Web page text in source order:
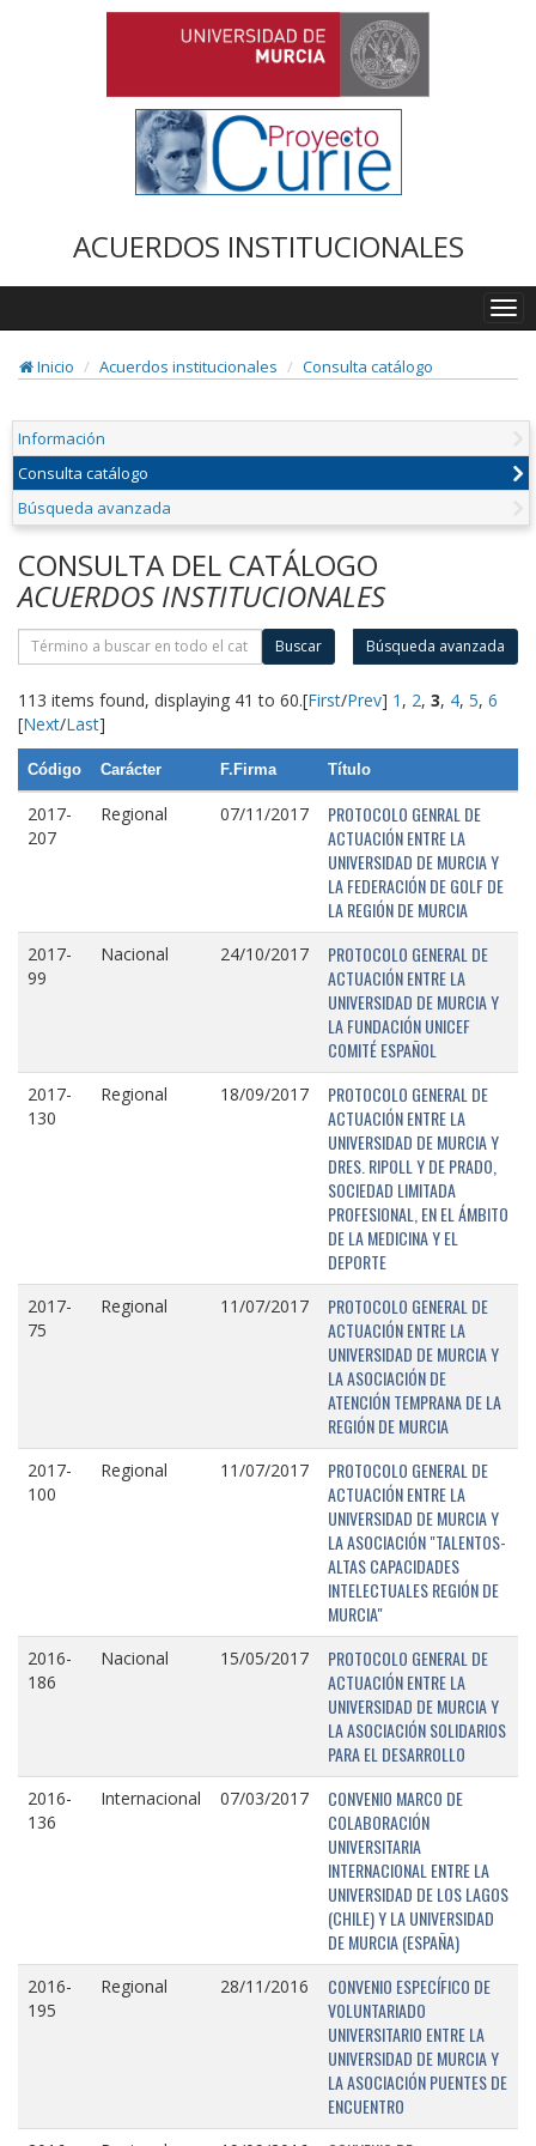
ACUERDOS INSTITUCIONALES
Inicio
Acuerdos institucionales Consulta catálogo
Información
Consulta catálogo
Búsqueda avanzada
CONSULTA DEL CATÁLOGO
ACUERDOS INSTITUCIONALES
Buscar Búsqueda avanzada
113 items found, displaying 41 to 60.[First/Prev] 1 , 2, 3, 4, 5, 6
[Next/Last]
Código Carácter F.Firma Título
2017-
207
Regional 07/11/2017
PROTOCOLO GENRAL DE
ACTUACIÓN ENTRE LA
UNIVERSIDAD DE MURCIA Y
LA FEDERACIÓN DE GOLF DE
LA REGIÓN DE MURCIA
2017-
99
Nacional 24/10/2017
PROTOCOLO GENERAL DE
ACTUACIÓN ENTRE LA
UNIVERSIDAD DE MURCIA Y
LA FUNDACIÓN UNICEF
COMITÉ ESPAÑOL
2017-
130
Regional 18/09/2017
PROTOCOLO GENERAL DE
ACTUACIÓN ENTRE LA
UNIVERSIDAD DE MURCIA Y
DRES. RIPOLL Y DE PRADO,
SOCIEDAD LIMITADA
PROFESIONAL, EN EL ÁMBITO
DE LA MEDICINA Y EL
DEPORTE
2017-
75
Regional 11/07/2017
PROTOCOLO GENERAL DE
ACTUACIÓN ENTRE LA
UNIVERSIDAD DE MURCIA Y
LA ASOCIACIÓN DE
ATENCIÓN TEMPRANA DE LA
REGIÓN DE MURCIA
2017-
100
Regional 11/07/2017
PROTOCOLO GENERAL DE
ACTUACIÓN ENTRE LA
UNIVERSIDAD DE MURCIA Y
LA ASOCIACIÓN "TALENTOS-
ALTAS CAPACIDADES
INTELECTUALES REGIÓN DE
MURCIA"
2016-
186
Nacional 15/05/2017
PROTOCOLO GENERAL DE
ACTUACIÓN ENTRE LA
UNIVERSIDAD DE MURCIA Y
LA ASOCIACIÓN SOLIDARIOS
PARA EL DESARROLLO
2016-
136
Internacional 07/03/2017
CONVENIO MARCO DE
COLABORACIÓN
UNIVERSITARIA
INTERNACIONAL ENTRE LA
UNIVERSIDAD DE LOS LAGOS
(CHILE) Y LA UNIVERSIDAD
DE MURCIA (ESPAÑA)
2016-
195
Regional 28/11/2016
CONVENIO ESPECÍFICO DE
VOLUNTARIADO
UNIVERSITARIO ENTRE LA
UNIVERSIDAD DE MURCIA Y
LA ASOCIACIÓN PUENTES DE
ENCUENTRO